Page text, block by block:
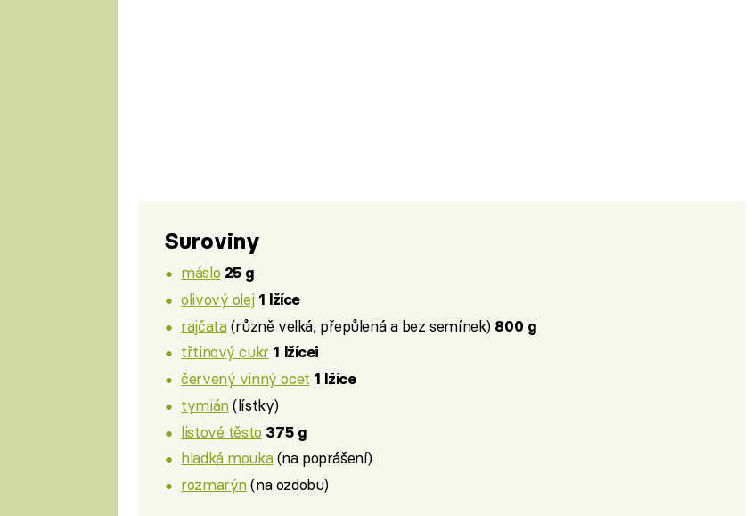
Suroviny
máslo 25 g
olivový olej 1 lžíce
rajčata(různě velká, přepůlená a bez semínek) 800 g
třtinový cukr 1 lžícei
červený vinný ocet 1 lžíce
tymián(lístky)
listové těsto 375 g
hladká mouka(na poprášení)
rozmarýn(na ozdobu)